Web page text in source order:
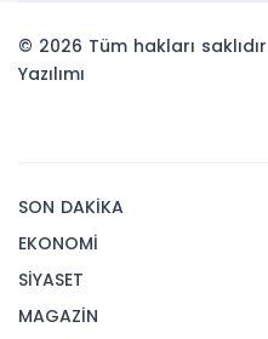
© 2026 Tüm hakları
Yazılımı
SON DAKİKA
EKONOMİ
SİYASET
MAGAZİN